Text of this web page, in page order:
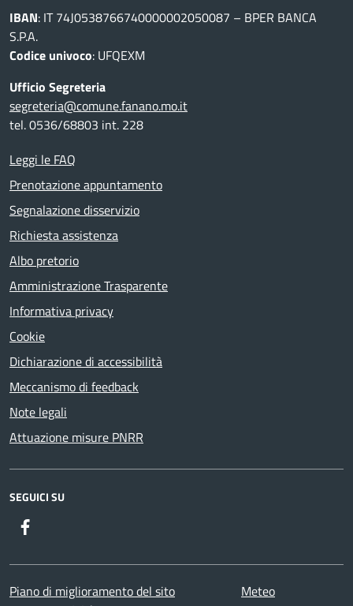
IBAN: IT 74J0538766740000002050087 – BPER BANCA
S.P.A.
Codice univoco: UFQEXM
Ufficio Segreteria
segreteria@comune.fanano.mo.it
tel. 0536/68803 int. 228
Leggi le FAQ
Prenotazione appuntamento
Segnalazione disservizio
Richiesta assistenza
Albo pretorio
Amministrazione Trasparente
Informativa privacy
Cookie
Dichiarazione di accessibilità
Meccanismo di feedback
Note legali
Attuazione misure PNRR
SEGUICI SU
Piano di miglioramento del sito
Meteo